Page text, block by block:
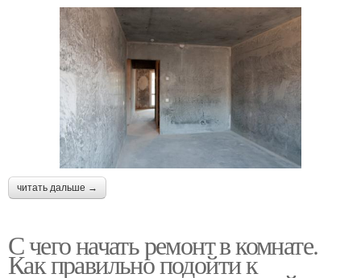
читать дальше →
С чего начать ремонт в комнате.
Как правильно подойти к